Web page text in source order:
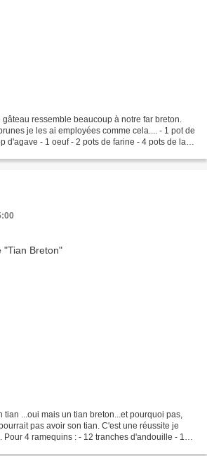
ressemble beaucoup à notre far breton.
je les ai employées comme cela.... - 1 pot de
d'agave - 1 oeuf - 2 pots de farine - 4 pots de lait -
tian ...oui mais un tian breton...et pourquoi pas,
pas avoir son tian. C'est une réussite je
Pour 4 ramequins : - 12 tranches d'andouille - 1